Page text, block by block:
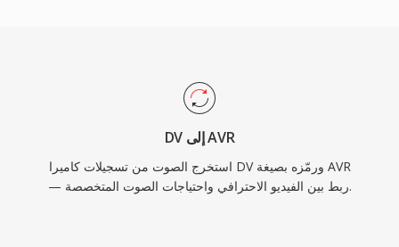
DV إلى AVR
استخرج الصوت من تسجيلات كاميرا DV ورمّزه بصيغة AVR
— ربط بين الفيديو الاحترافي واحتياجات الصوت المتخصصة.